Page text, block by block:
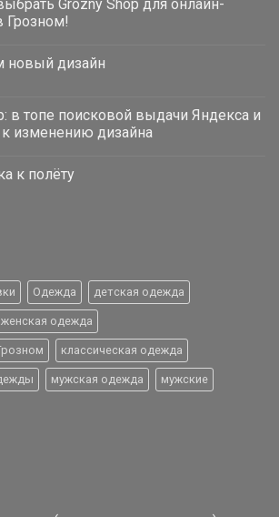
Grozny Shop для онлайн-
Грозном!
новый дизайн
в топе поисковой выдачи Яндекса и
к изменению дизайна
к полёту
Одежда детская одежда
женская одежда
классическая одежда
мужская одежда мужские